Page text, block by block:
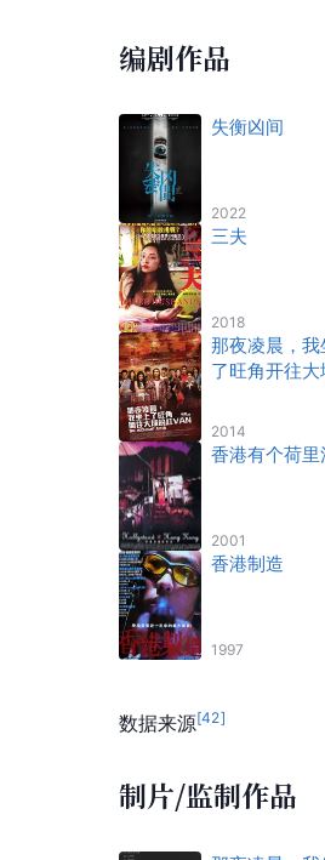
编剧作品
失衡凶间
2022
三夫
2018
那夜凌晨，我
了旺角开往大
2014
香港有个荷里
2001
香港制造
1997
数据来源[42]
制片/监制作品